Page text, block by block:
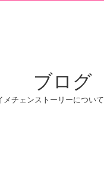
ブログ
メチェンストーリーについて